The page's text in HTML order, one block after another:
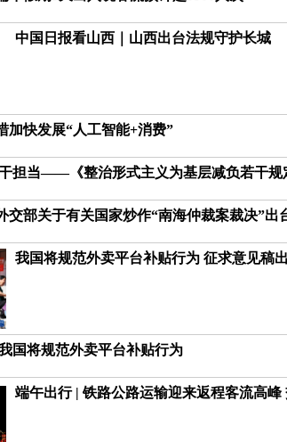
中国日报看山西｜山西出台法规守护长城
加快发展“人工智能+消费”
担当——《整治形式主义为基层减负若干规
交部关于有关国家炒作“南海仲裁案裁决”出
我国将规范外卖平台补贴行为 征求意见稿
国将规范外卖平台补贴行为
端午出行 | 铁路公路运输迎来返程客流高